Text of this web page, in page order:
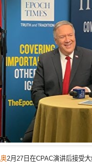
2月27日在CPAC演讲后接受